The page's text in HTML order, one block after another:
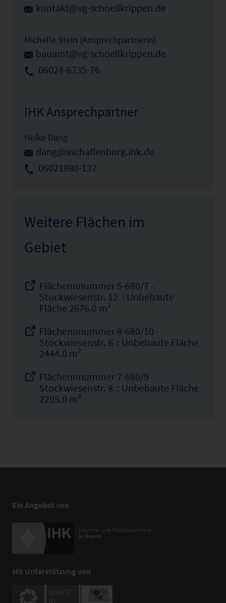
kontakt@vg-schoellkrippen.de
Michelle Stein (Ansprechpartnerin)
bauamt@vg-schoellkrippen.de
06024-6735-76
IHK Ansprechpartner
Heike Dang
dang@aschaffenburg.ihk.de
06021880-137
Weitere Flächen im
Gebiet
Flächennnummer 5-680/7 -
Stockwiesenstr. 12 : Unbebaute
Fläche 2676.0 m²
Flächennnummer 8-680/10 -
Stockwiesenstr. 6 : Unbebaute Fläche
2444.0 m²
Flächennnummer 7-680/9 -
Stockwiesenstr. 8 : Unbebaute Fläche
2295.0 m²
Ein Angebot von
Mit Unterstützung von